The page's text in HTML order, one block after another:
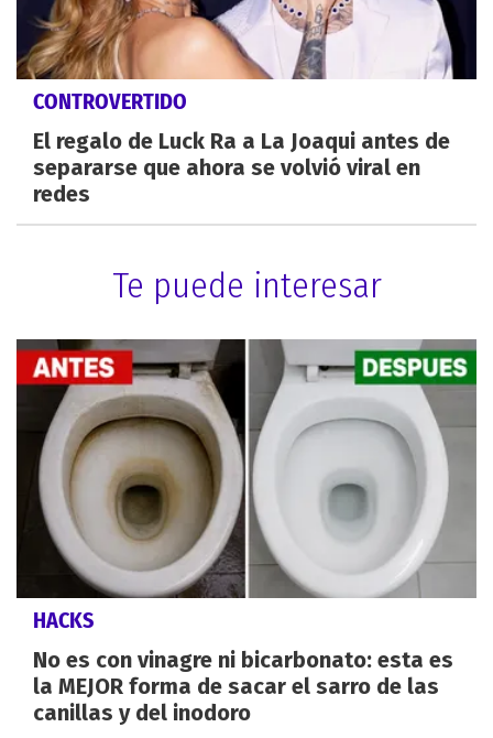
CONTROVERTIDO
El regalo de Luck Ra a La Joaqui antes de
separarse que ahora se volvió viral en
redes
Te puede interesar
HACKS
No es con vinagre ni bicarbonato: esta es
la MEJOR forma de sacar el sarro de las
canillas y del inodoro